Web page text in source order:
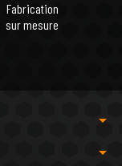
Fabrication
sur mesure
arrow_drop_down
arrow_drop_down